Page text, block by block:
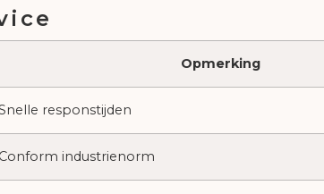
Opmerking
responstijden
Conform industrienorm